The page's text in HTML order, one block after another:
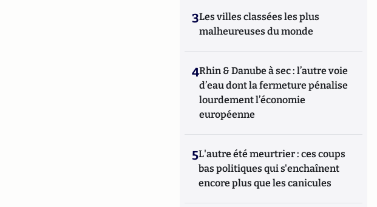
3Les villes classées les plus
malheureuses du monde
4Rhin & Danube à sec : l’autre voie
d’eau dont la fermeture pénalise
lourdement l’économie
européenne
5L'autre été meurtrier : ces coups
bas politiques qui s'enchaînent
encore plus que les canicules